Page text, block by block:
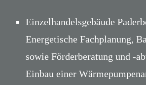
Einzelhandelsgebäude
Energetische Fachplanung,
sowie Förderberatung und -
Einbau einer